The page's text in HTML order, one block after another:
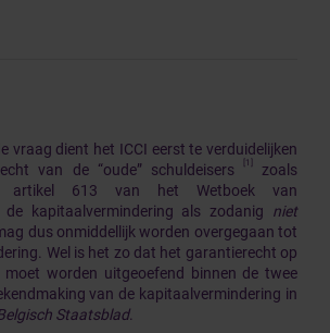
vraag dient het ICCI eerst te verduidelijken
van de “oude” schuldeisers
zoals
artikel 613 van het Wetboek van
de kapitaalvermindering als zodanig niet
mag dus onmiddellijk worden overgegaan tot
Wel is het zo dat het garantierecht op
worden uitgeoefend binnen de twee
van de kapitaalvermindering in
Staatsblad.